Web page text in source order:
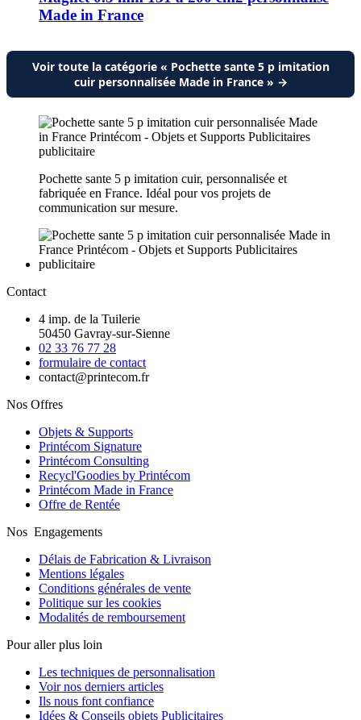
Made in France
Voir toute la catégorie « Pochette sante 5 p imitation
cuir personnalisée Made in France » →
Pochette sante 5 p imitation cuir, personnalisée et
fabriquée en France. Idéal pour vos projets de
communication sur mesure.
Contact
4 imp. de la Tuilerie
50450 Gavray-sur-Sienne
02 33 76 77 28
formulaire de contact
contact@printecom.fr
Nos Offres
Objets & Supports
Printécom Signature
Printécom Consulting
Recycl'Goodies by Printécom
Printécom Made in France
Offre de Rentée
Nos Engagements
Délais de Fabrication & Livraison
Mentions légales
Conditions générales de vente
Politique sur les cookies
Modalités de remboursement
Pour aller plus loin
Les techniques de personnalisation
Voir nos derniers articles
Ils nous font confiance
Idées & Conseils objets Publicitaires